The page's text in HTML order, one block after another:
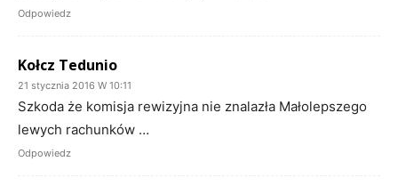
Odpowiedz
Kołcz Tedunio
21 stycznia 2016 W 10:11
Szkoda że komisja rewizyjna nie znalazła Małolepszego
lewych rachunków …
Odpowiedz